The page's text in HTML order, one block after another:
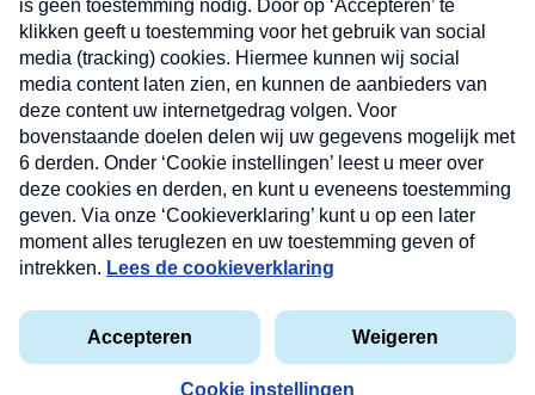
Privacyverklaring
Cookieverklaring
Kwetsbaarheid melden
Copyright © 2026 MAX Vandaag - Omroep MAX
Nieuwsbrief
Neem hier een gratis abonnement op onze
nieuwsbrief. Elke vrijdag- en dinsdagochtend in uw